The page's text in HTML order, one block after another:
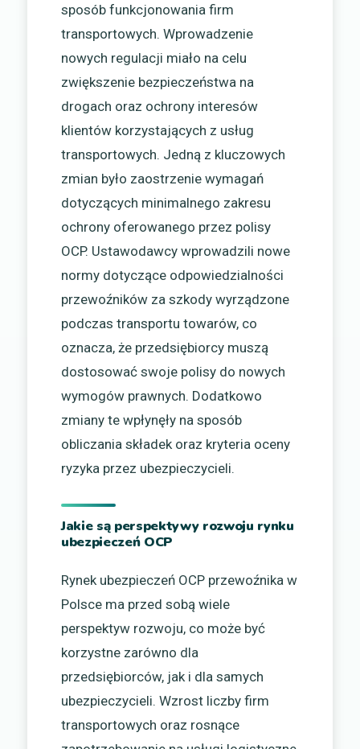
sposób funkcjonowania firm
transportowych. Wprowadzenie
nowych regulacji miało na celu
zwiększenie bezpieczeństwa na
drogach oraz ochrony interesów
klientów korzystających z usług
transportowych. Jedną z kluczowych
zmian było zaostrzenie wymagań
dotyczących minimalnego zakresu
ochrony oferowanego przez polisy
OCP. Ustawodawcy wprowadzili nowe
normy dotyczące odpowiedzialności
przewoźników za szkody wyrządzone
podczas transportu towarów, co
oznacza, że przedsiębiorcy muszą
dostosować swoje polisy do nowych
wymogów prawnych. Dodatkowo
zmiany te wpłynęły na sposób
obliczania składek oraz kryteria oceny
ryzyka przez ubezpieczycieli.
Jakie są perspektywy rozwoju rynku
ubezpieczeń OCP
Rynek ubezpieczeń OCP przewoźnika w
Polsce ma przed sobą wiele
perspektyw rozwoju, co może być
korzystne zarówno dla
przedsiębiorców, jak i dla samych
ubezpieczycieli. Wzrost liczby firm
transportowych oraz rosnące